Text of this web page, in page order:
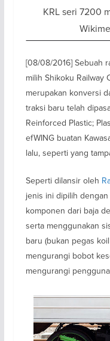
KRL seri 7200
[08/08/2016] Sebuah
milih Shikoku Railway
merupakan konversi
traksi baru telah
Reinforced Plastic;
efWING buatan
lalu, seperti yang
Seperti dilansir oleh
jenis ini dipilih
komponen dari baja
serta menggunakan
baru (bukan pegas
mengurangi bobot
mengurangi